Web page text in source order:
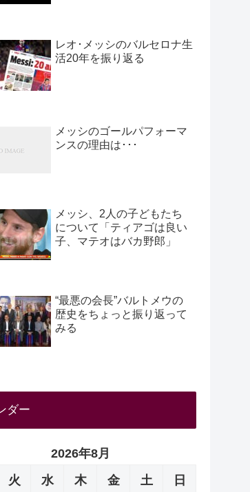
レオ･メッシのバルセロナ生
活20年を振り返る
メッシのゴールパフォーマ
ンスの理由は･･･
メッシ、2人の子どもたち
について「ティアゴは良い
子、マテオはバカ野郎」
“最悪の会長”バルトメウの
歴史をちょっと振り返って
みる
ダー
2026年8月
火 水 木 金 土
日